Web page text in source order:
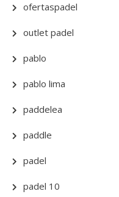
ofertaspadel
outlet padel
pablo
pablo lima
paddelea
paddle
padel
padel 10